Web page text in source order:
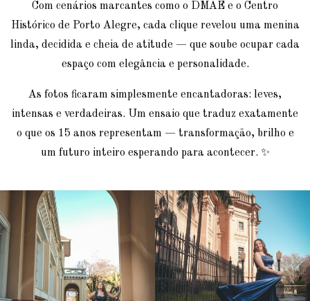
Com cenários marcantes como o DMAE e o Centro
Histórico de Porto Alegre, cada clique revelou uma menina
linda, decidida e cheia de atitude — que soube ocupar cada
espaço com elegância e personalidade.
As fotos ficaram simplesmente encantadoras: leves,
intensas e verdadeiras. Um ensaio que traduz exatamente
o que os 15 anos representam — transformação, brilho e
um futuro inteiro esperando para acontecer. ✨